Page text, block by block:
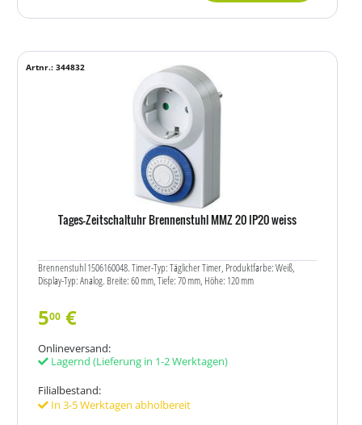
Tages-Zeitschaltuhr Brennenstuhl MMZ 20 IP20 weiss
Brennenstuhl 1506160048. Timer-Typ: Täglicher Timer, Produktfarbe: Weiß,
Display-Typ: Analog. Breite: 60 mm, Tiefe: 70 mm, Höhe: 120 mm
Artnr.: 344832
500 €
Onlineversand:
Lagernd (Lieferung in 1-2 Werktagen)
Filialbestand:
In 3-5 Werktagen abholbereit